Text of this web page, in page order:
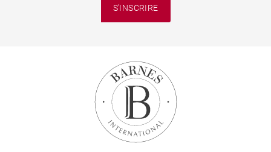
S'INSCRIRE